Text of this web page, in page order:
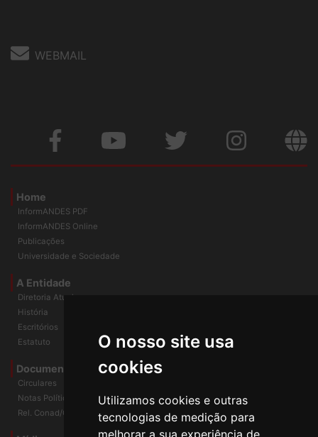
O nosso site usa
cookies
Utilizamos cookies e outras
tecnologias de medição para
melhorar a sua experiência de
WEBMAIL
Home
InformANDES PDF
InformANDES Online
Publicações
Universidade e Sociedade
A Entidade
Diretoria Atual
História
Escritórios
Estatuto
Documentos
Circulares
Notas Políticas
Rel. Conad/Congresso